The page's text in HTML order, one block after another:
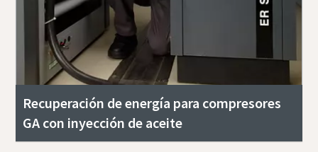
Recuperación de energía para compresores
GA con inyección de aceite